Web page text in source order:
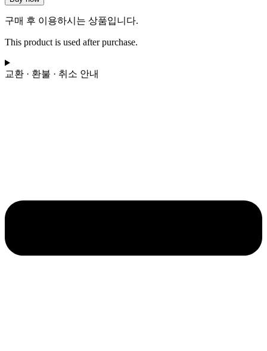
위
래
쉬
OST)
구매 후 이용하시는 상품입니다.
This product is used after purchase.
교환 · 환불 · 취소 안내